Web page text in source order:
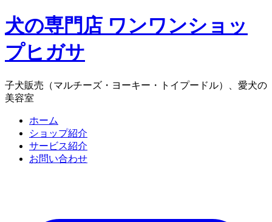
犬の専門店 ワンワンショッ
プヒガサ
子犬販売（マルチーズ・ヨーキー・トイプードル）、愛犬の
美容室
ホーム
ショップ紹介
サービス紹介
お問い合わせ